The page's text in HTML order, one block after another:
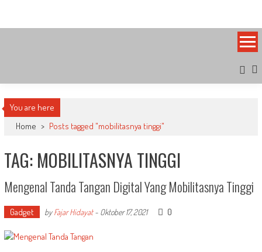
content
You are here
Home > Posts tagged "mobilitasnya tinggi"
TAG: MOBILITASNYA TINGGI
Mengenal Tanda Tangan Digital Yang Mobilitasnya Tinggi
Gadget byFajar Hidayat- Oktober 17, 2021 0